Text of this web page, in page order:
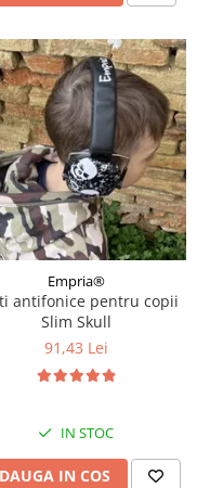
Empria®
antifonice pentru copii
Slim Skull
91,43 Lei
IN STOC
IN COS